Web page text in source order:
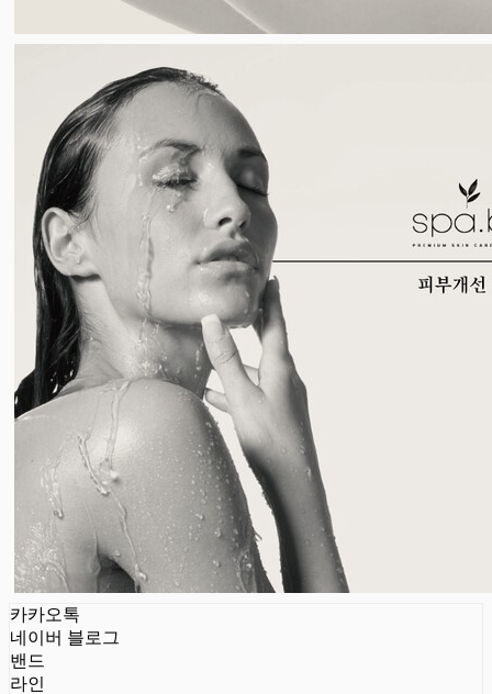
카카오톡
네이버 블로그
밴드
라인